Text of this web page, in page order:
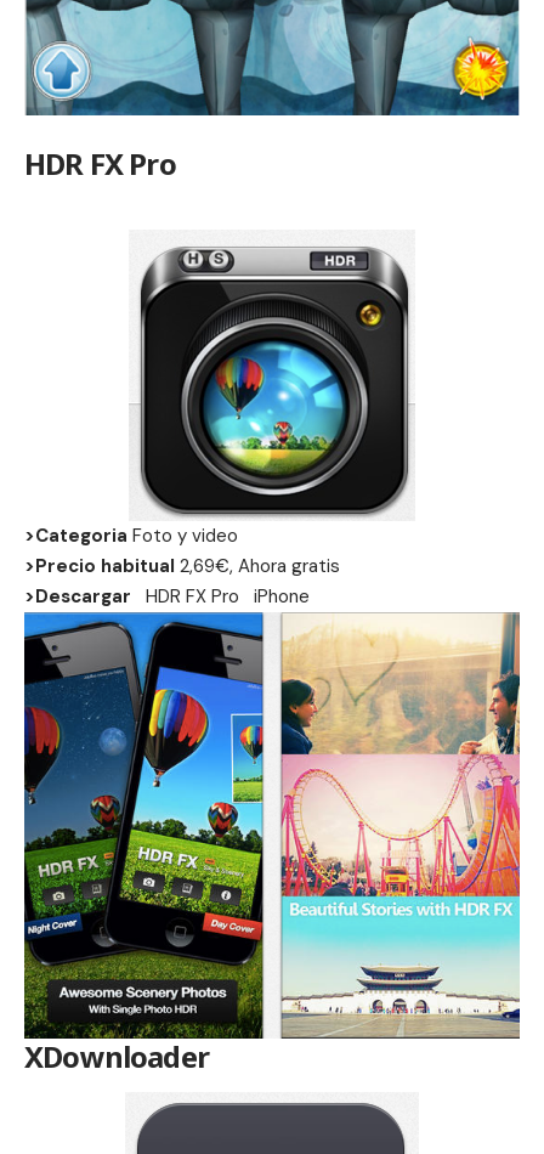
HDR FX Pro
>Categoria Foto y video
>Precio habitual 2,69€, Ahora gratis
>Descargar
HDR FX Pro iPhone
XDownloader